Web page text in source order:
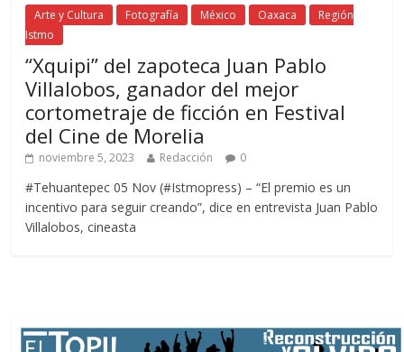
Arte y Cultura Fotografía México Oaxaca
Región
Istmo
“Xquipi” del zapoteca Juan Pablo
Villalobos, ganador del mejor
cortometraje de ficción en Festival
del Cine de Morelia
noviembre 5, 2023 Redacción 0
#Tehuantepec 05 Nov (#Istmopress) – “El premio es un
incentivo para seguir creando”, dice en entrevista Juan Pablo
Villalobos, cineasta